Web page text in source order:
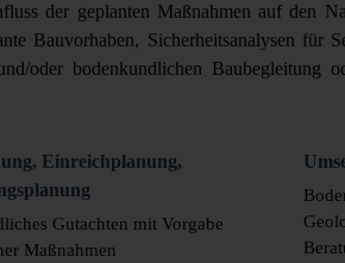
der geplanten Maßnahmen auf den
Bauvorhaben, Sicherheitsanalysen für
oder bodenkundlichen Baubegleitung
Einreichplanung,
Gutachten mit Vorgabe
Maßnahmen